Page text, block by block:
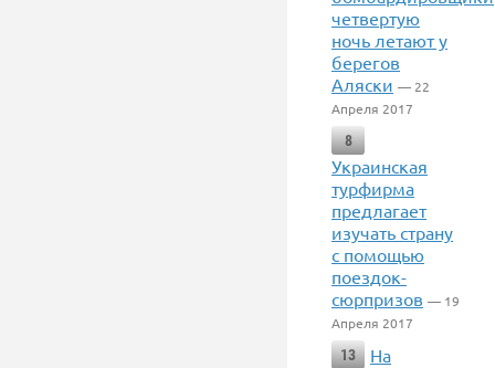
четвертую
ночь летают у
берегов
Аляски — 22
Апреля 2017
8
Украинская
турфирма
предлагает
изучать страну
с помощью
поездок-
сюрпризов — 19
Апреля 2017
13
На